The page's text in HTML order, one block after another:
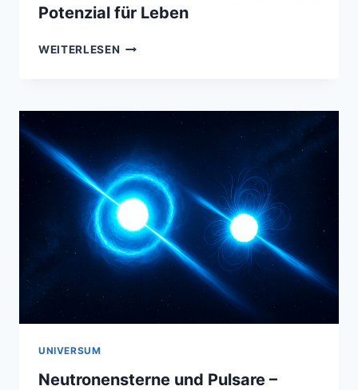
Potenzial für Leben
WEITERLESEN MONDE
POTENZIAL
LEBEN
UNIVERSUM
Neutronensterne und Pulsare –